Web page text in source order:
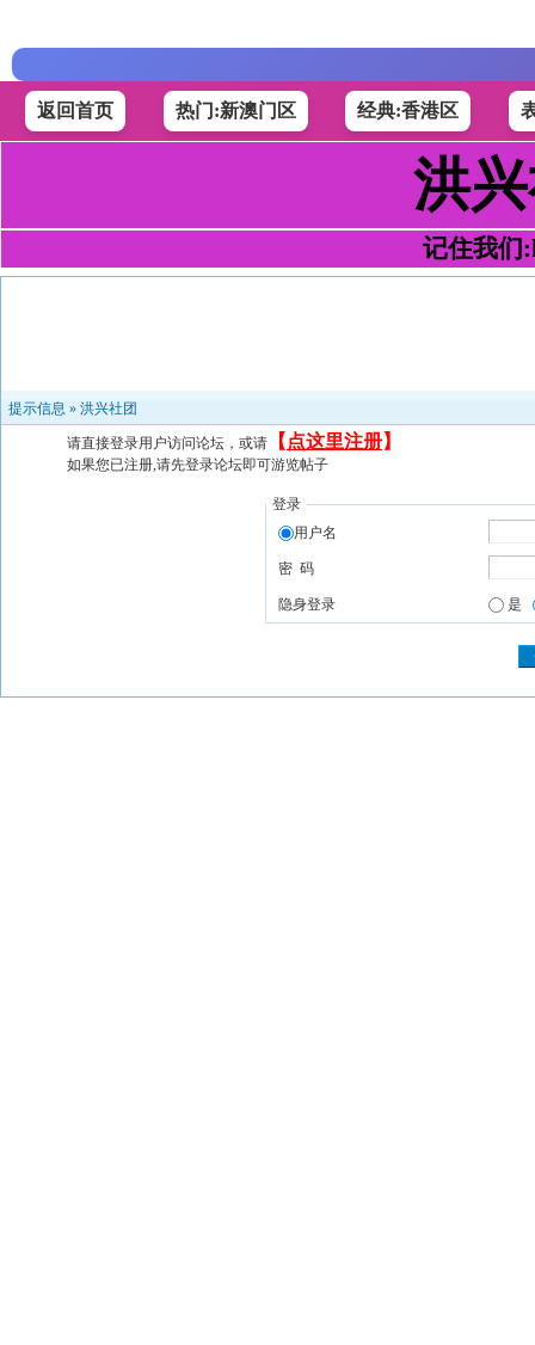
返回首页 热门:新澳门区 经典:香港区
洪
记住我们
提示信息 » 洪兴社团
请直接登录用户访问论坛，或请 【 点这里注册】
如果您已注册,请先登录论坛即可游览帖子
登录
用户名
密 码
隐身登录 是